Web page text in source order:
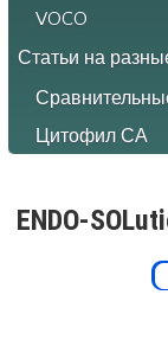
VOCO
Статьи на
Цитофил СА
ENDO-